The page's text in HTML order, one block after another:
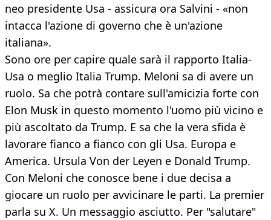
neo presidente Usa - assicura ora Salvini - «non
intacca l'azione di governo che è un'azione
italiana».
Sono ore per capire quale sarà il rapporto Italia-
Usa o meglio Italia Trump. Meloni sa di avere un
ruolo. Sa che potrà contare sull'amicizia forte con
Elon Musk in questo momento l'uomo più vicino e
più ascoltato da Trump. E sa che la vera sfida è
lavorare fianco a fianco con gli Usa. Europa e
America. Ursula Von der Leyen e Donald Trump.
Con Meloni che conosce bene i due decisa a
giocare un ruolo per avvicinare le parti. La premier
parla su X. Un messaggio asciutto. Per "salutare"